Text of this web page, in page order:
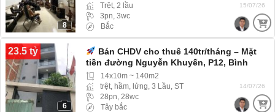
8
Trệt, 2 lầu
3pn, 3wc
Bắc
15/07/26
23.5 tỷ
6
Bán CHDV cho thuê 140tr/tháng – Mặt
tiền đường Nguyễn Khuyến, P12, Bình
Thạnh14x10m ~ 140m2
trệt, hầm, lửng, 3 Lầu, ST
28pn, 28wc
Tây bắc
14/07/26